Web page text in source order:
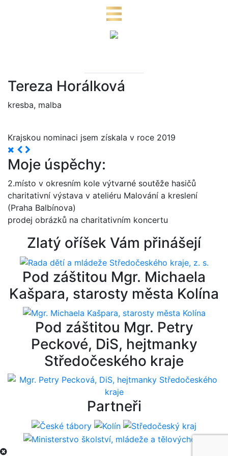
Tereza Horálková
kresba, malba
Krajskou nominaci jsem získala v roce 2019
Moje úspěchy:
2.místo v okresním kole výtvarné soutěže hasičů
charitativní výstava v ateliéru Malování a kreslení
(Praha Balbínova)
prodej obrázků na charitativním koncertu
Zlatý oříšek Vám přinášejí
Pod záštitou Mgr. Michaela
Kašpara, starosty města Kolína
Pod záštitou Mgr. Petry
Peckové, DiS, hejtmanky
Středočeského kraje
Partneři